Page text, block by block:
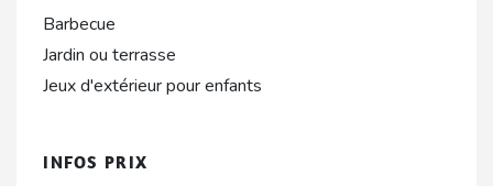
Barbecue
Jardin ou terrasse
Jeux d'extérieur pour enfants
INFOS PRIX